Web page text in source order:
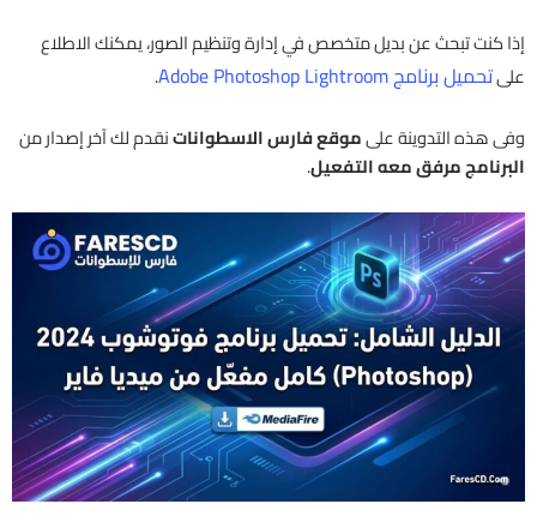
إذا كنت تبحث عن بديل متخصص في إدارة وتنظيم الصور، يمكنك الاطلاع
علىتحميل برنامج Adobe Photoshop Lightroom
.
وفى هذه التدوينة علىموقع فارس الاسطواناتنقدم لك آخر إصدار من
البرنامج مرفق معه التفعيل.